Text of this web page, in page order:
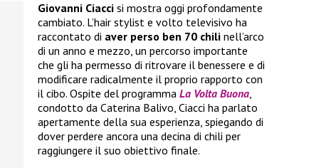
Giovanni Ciacci si mostra oggi profondamente
cambiato. L’hair stylist e volto televisivo ha
raccontato di aver perso ben 70 chili nell’arco
di un anno e mezzo, un percorso importante
che gli ha permesso di ritrovare il benessere e di
modificare radicalmente il proprio rapporto con
il cibo. Ospite del programma La Volta Buona,
condotto da Caterina Balivo, Ciacci ha parlato
apertamente della sua esperienza, spiegando di
dover perdere ancora una decina di chili per
raggiungere il suo obiettivo finale.